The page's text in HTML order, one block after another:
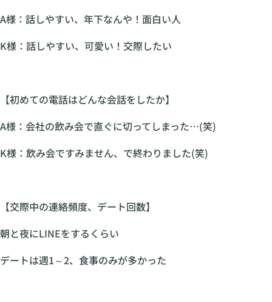
A様：話しやすい、年下なんや！面白い人
K様：話しやすい、可愛い！交際したい
【初めての電話はどんな会話をしたか】
A様：会社の飲み会で直ぐに切ってしまった…(笑)
K様：飲み会ですみません、で終わりました(笑)
【交際中の連絡頻度、デート回数】
朝と夜にLINEをするくらい
デートは週1～2、食事のみが多かった